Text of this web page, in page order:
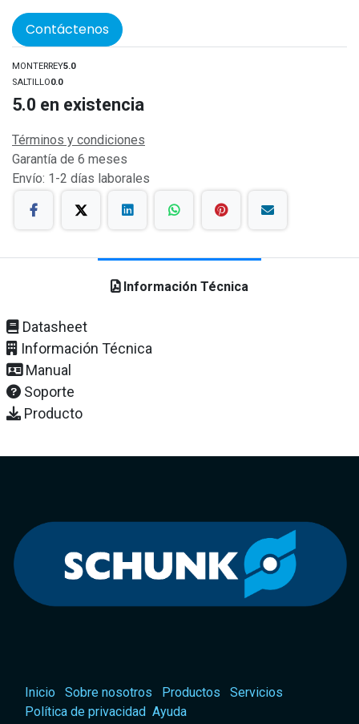
Contáctenos
MONTERREY5.0
SALTILLO0.0
5.0 en existencia
Términos y condiciones
Garantía de 6 meses
Envío: 1-2 días laborales
Información Técnica
Datasheet
Información Técnica
Manual
Soporte
Producto
Inicio Sobre nosotros Productos
Servicios
Política de privacidad Ayuda